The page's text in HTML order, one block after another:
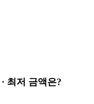
최저 금액은?